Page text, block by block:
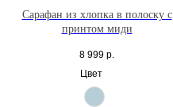
Сарафан из хлопка в полоску с
принтом миди
8 999 р.
Цвет